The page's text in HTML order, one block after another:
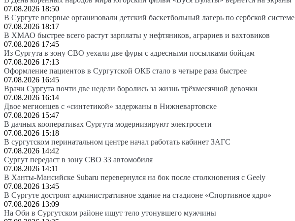
07.08.2026 18:50
В Сургуте впервые организовали детский баскетбольный лагерь по сербской системе
07.08.2026 18:17
В ХМАО быстрее всего растут зарплаты у нефтяников, аграриев и вахтовиков
07.08.2026 17:45
Из Сургута в зону СВО уехали две фуры с адресными посылками бойцам
07.08.2026 17:13
Оформление пациентов в Сургутской ОКБ стало в четыре раза быстрее
07.08.2026 16:45
Врачи Сургута почти две недели боролись за жизнь трёхмесячной девочки
07.08.2026 16:14
Двое мегионцев с «синтетикой» задержаны в Нижневартовске
07.08.2026 15:47
В дачных кооперативах Сургута модернизируют электросети
07.08.2026 15:18
В сургутском перинатальном центре начал работать кабинет ЗАГС
07.08.2026 14:42
Сургут передаст в зону СВО 33 автомобиля
07.08.2026 14:11
В Ханты-Мансийске Subaru перевернулся на бок после столкновения с Geely
07.08.2026 13:45
В Сургуте достроят административное здание на стадионе «Спортивное ядро»
07.08.2026 13:09
На Оби в Сургутском районе ищут тело утонувшего мужчины